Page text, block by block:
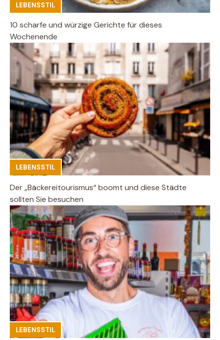
LEBENSSTIL
10 scharfe und würzige Gerichte für dieses
Wochenende
LEBENSSTIL
Der „Bäckereitourismus“ boomt und diese Städte
sollten Sie besuchen
LEBENSSTIL